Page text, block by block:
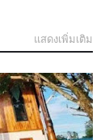
แสดงเพิ่มเติม